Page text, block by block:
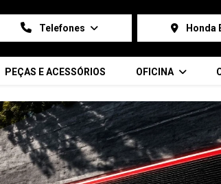
Telefones Honda
PEÇAS E ACESSÓRIOS OFICINA